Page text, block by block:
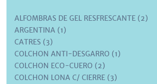
ALFOMBRAS DE GEL RESFRESCANTE (2)
ARGENTINA (1)
CATRES (3)
COLCHON ANTI-DESGARRO (1)
COLCHON ECO-CUERO (2)
COLCHON LONA C/ CIERRE (3)